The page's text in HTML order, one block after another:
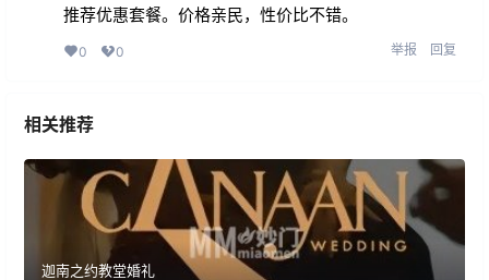
推荐优惠套餐。价格亲民，性价比不错。
0 0 举报 回复
相关推荐
迦南之约教堂婚礼